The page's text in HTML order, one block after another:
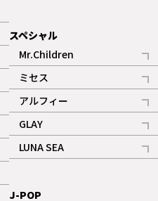
記事
スペシャル
Mr.Children
記事
ミセス
記事
アルフィー
記事
GLAY
記事
LUNA SEA
記事
J-POP